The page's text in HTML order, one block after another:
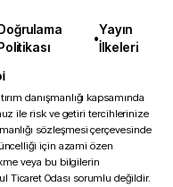
•
Yayın
İlkeleri
danışmanlığı kapsamında
ile risk ve getiri tercihlerinize
sözleşmesi çerçevesinde
için azami özen
veya bu bilgilerin
Ticaret Odası sorumlu değildir.